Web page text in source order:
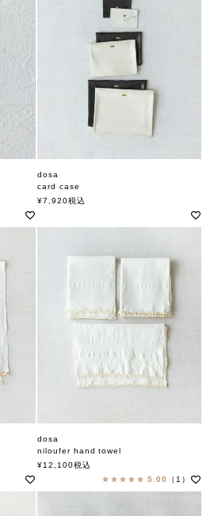
dosa
card case
ドーサ
¥7,920税込
dosa
niloufer hand towel
ドーサ
¥12,100税込
5.00
（1）